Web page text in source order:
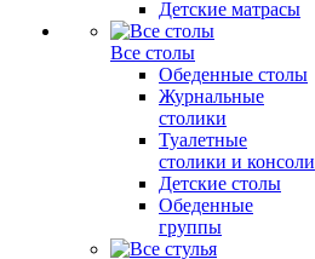
Детские матрасы
Все столы
Обеденные столы
Журнальные
столики
Туалетные
столики и консоли
Детские столы
Обеденные
группы